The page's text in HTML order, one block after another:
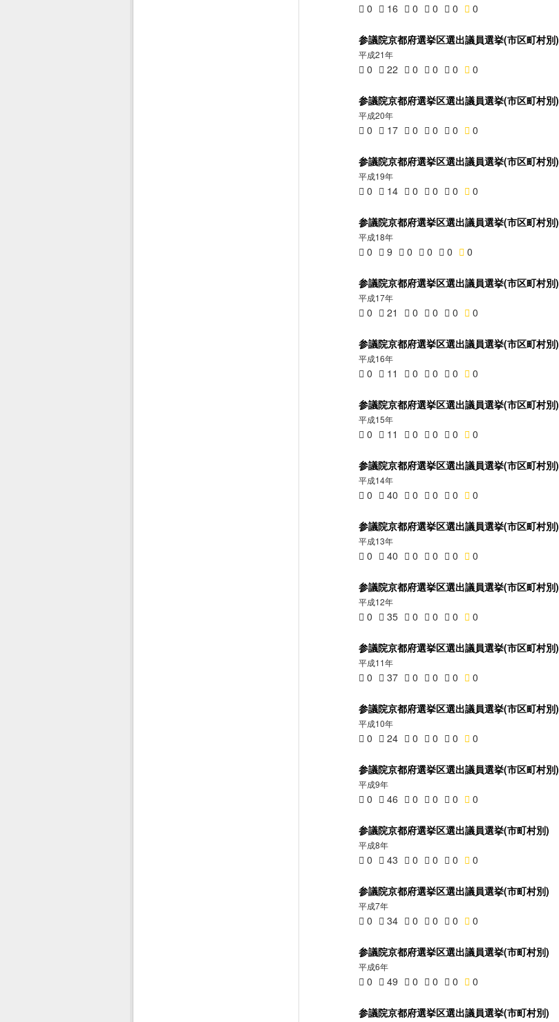
0 16 0 0 0 0
参議院京都府選挙区選出議員選挙(市区町村別)
平成21年
0 22 0 0 0 0
参議院京都府選挙区選出議員選挙(市区町村別)
平成20年
0 17 0 0 0 0
参議院京都府選挙区選出議員選挙(市区町村別)
平成19年
0 14 0 0 0 0
参議院京都府選挙区選出議員選挙(市区町村別)
平成18年
0 9 0 0 0 0
参議院京都府選挙区選出議員選挙(市区町村別)
平成17年
0 21 0 0 0 0
参議院京都府選挙区選出議員選挙(市区町村別)
平成16年
0 11 0 0 0 0
参議院京都府選挙区選出議員選挙(市区町村別)
平成15年
0 11 0 0 0 0
参議院京都府選挙区選出議員選挙(市区町村別)
平成14年
0 40 0 0 0 0
参議院京都府選挙区選出議員選挙(市区町村別)
平成13年
0 40 0 0 0 0
参議院京都府選挙区選出議員選挙(市区町村別)
平成12年
0 35 0 0 0 0
参議院京都府選挙区選出議員選挙(市区町村別)
平成11年
0 37 0 0 0 0
参議院京都府選挙区選出議員選挙(市区町村別)
平成10年
0 24 0 0 0 0
参議院京都府選挙区選出議員選挙(市区町村別)
平成9年
0 46 0 0 0 0
参議院京都府選挙区選出議員選挙(市町村別)
平成8年
0 43 0 0 0 0
参議院京都府選挙区選出議員選挙(市町村別)
平成7年
0 34 0 0 0 0
参議院京都府選挙区選出議員選挙(市町村別)
平成6年
0 49 0 0 0 0
参議院京都府選挙区選出議員選挙(市町村別)